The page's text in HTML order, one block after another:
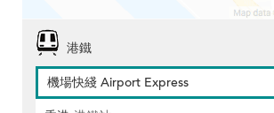
港鐵
機場快綫 Airport Express